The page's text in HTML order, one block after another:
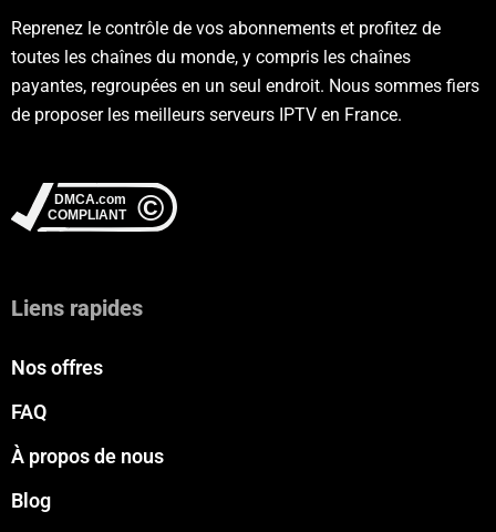
Reprenez le contrôle de vos abonnements et profitez de
toutes les chaînes du monde, y compris les chaînes
payantes, regroupées en un seul endroit. Nous sommes fiers
de proposer les meilleurs serveurs IPTV en France.
Liens rapides
Nos offres
FAQ
À propos de nous
Blog